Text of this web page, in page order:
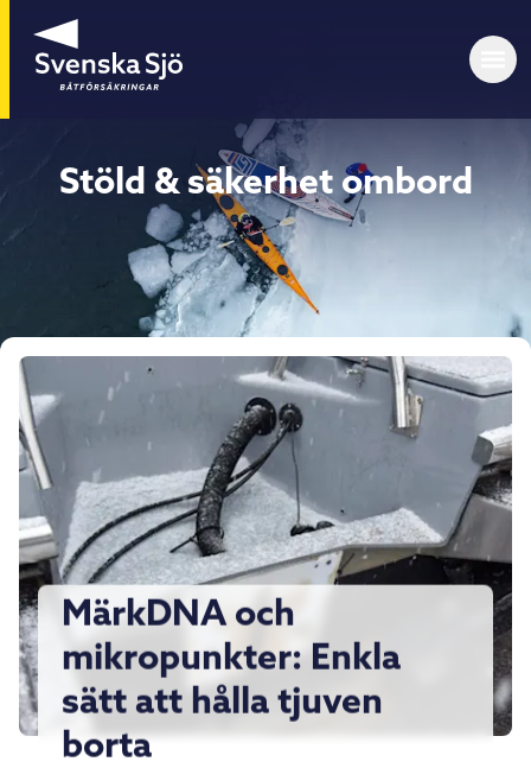
Stöld & säkerhet ombord
MärkDNA och
mikropunkter: Enkla
sätt att hålla tjuven
borta